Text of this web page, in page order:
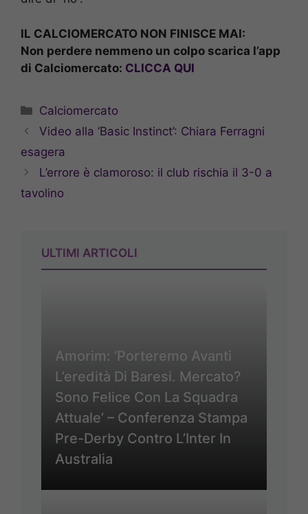
IL CALCIOMERCATO NON FINISCE MAI:
Non perdere nemmeno un colpo scarica l’app
di Calciomercato: CLICCA QUI
Categorie
Calciomercato
Video alla ‘Basic Instinct’: Chiara Ferragni
esagera
L’errore è clamoroso: il club rischia il 3-0 a
tavolino
ULTIMI ARTICOLI
Amorim: ‘Porteremo Avanti
L’eredità Di Baresi. Mercato?
Sono Felice Con La Squadra
Attuale’ – Conferenza Stampa
Pre-Derby Contro L’Inter In
Australia